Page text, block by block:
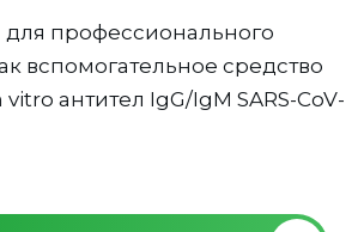
профессионального
вспомогательное средство
антител IgG/IgM SARS-CoV-